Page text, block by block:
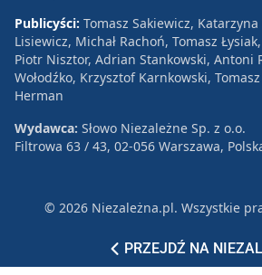
PRZEJDŹ NA
Publicyści: Tomasz Sakiewicz,
Lisiewicz, Michał Rachoń, Tomasz
Piotr Nisztor, Adrian Stankowski, Antoni
Wołodźko, Krzysztof Karnkowski,
Herman
Wydawca: Słowo Niezależne Sp. z o.o.
Filtrowa 63 / 43, 02-056 Warszawa,
© 2026 Niezależna.pl. Wszystkie
PatronatReklamaPolityka